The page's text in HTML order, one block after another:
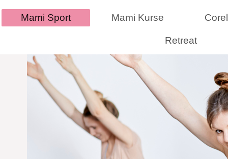
Mami Sport Mami Kurse
Retreat